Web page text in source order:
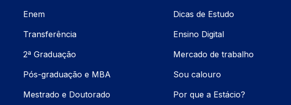
Enem
Transferência
2ª Graduação
Pós-graduação e MBA
Mestrado e Doutorado
Dicas de Estudo
Ensino Digital
Mercado de trabalho
Sou calouro
Por que a Estácio?